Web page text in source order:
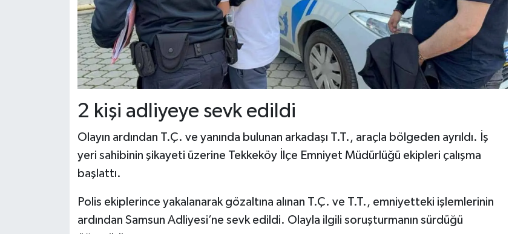
2 kişi adliyeye sevk edildi
Olayın ardından T.Ç. ve yanında bulunan arkadaşı T.T., araçla bölgeden ayrıldı. İş
yeri sahibinin şikayeti üzerine Tekkeköy İlçe Emniyet Müdürlüğü ekipleri çalışma
başlattı.
Polis ekiplerince yakalanarak gözaltına alınan T.Ç. ve T.T., emniyetteki işlemlerinin
ardından Samsun Adliyesi’ne sevk edildi. Olayla ilgili soruşturmanın sürdüğü